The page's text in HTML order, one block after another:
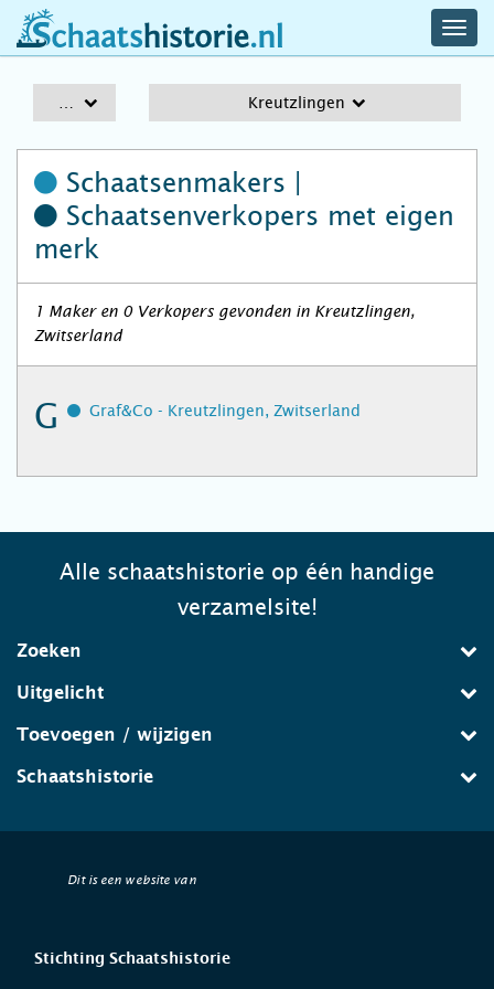
schaatshistorie.nl
Kreutzlingen
Schaatsenmakers |
Schaatsenverkopers met eigen
merk
1 Maker en 0 Verkopers gevonden in Kreutzlingen,
Zwitserland
G Graf&Co - Kreutzlingen, Zwitserland
Alle schaatshistorie op één handige
verzamelsite!
Zoeken
Uitgelicht
Toevoegen / wijzigen
Schaatshistorie
Dit is een website van
Stichting Schaatshistorie